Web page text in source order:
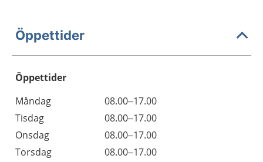
Öppettider
Öppettider
Dag
Öppettider
Kommentarer
Måndag
08.00–17.00
Tisdag
08.00–17.00
Onsdag
08.00–17.00
Torsdag
08.00–17.00